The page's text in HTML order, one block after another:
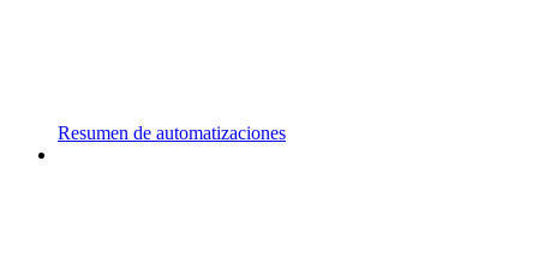
Resumen de automatizaciones